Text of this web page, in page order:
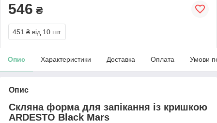
546 ₴
451 ₴ від 10 шт.
Опис Характеристики Доставка Оплата Умови
Опис
Скляна форма для запікання із кришкою
ARDESTO Black Mars